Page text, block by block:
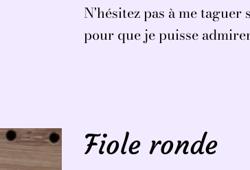
N'hésitez pas à me
pour que je puisse
Fiole ronde